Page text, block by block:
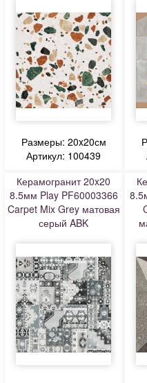
Размеры: 20x20см
Артикул: 100439
Керамогранит 20x20
8.5мм Play PF60003366
Carpet Mix Grey матовая
серый ABK